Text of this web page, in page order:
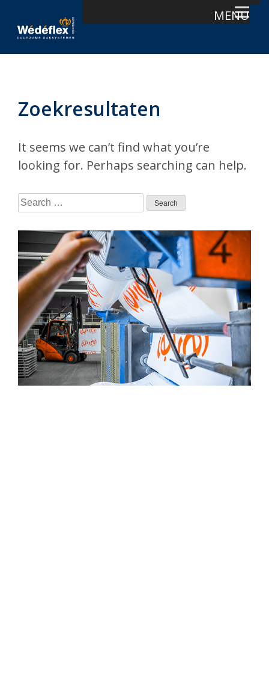
Skip
to
Zoekresultaten
It seems we can’t find what you’re
looking for. Perhaps searching can help.
Search
MENU